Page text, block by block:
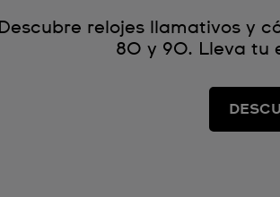
Descubre relojes llamativos y
80 y 90. Lleva tu